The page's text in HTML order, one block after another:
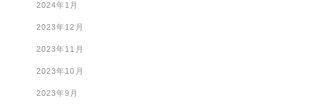
2024年1月
2023年12月
2023年11月
2023年10月
2023年9月